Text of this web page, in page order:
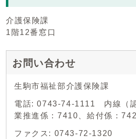
介護保険課
1階12番窓口
お問い合わせ
生駒市福祉部介護保険課
電話: 0743-74-1111 内線（
業推進係：7410、給付係：
ファクス: 0743-72-1320